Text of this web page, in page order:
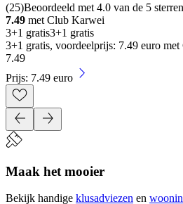
(25)Beoordeeld met 4.0 van de 5
7.49 met Club Karwei
3+1 gratis3+1 gratis
3+1 gratis, voordeelprijs: 7.49 euro
7.49
Prijs: 7.49 euro
Maak het mooier
Bekijk handige klusadviezen en